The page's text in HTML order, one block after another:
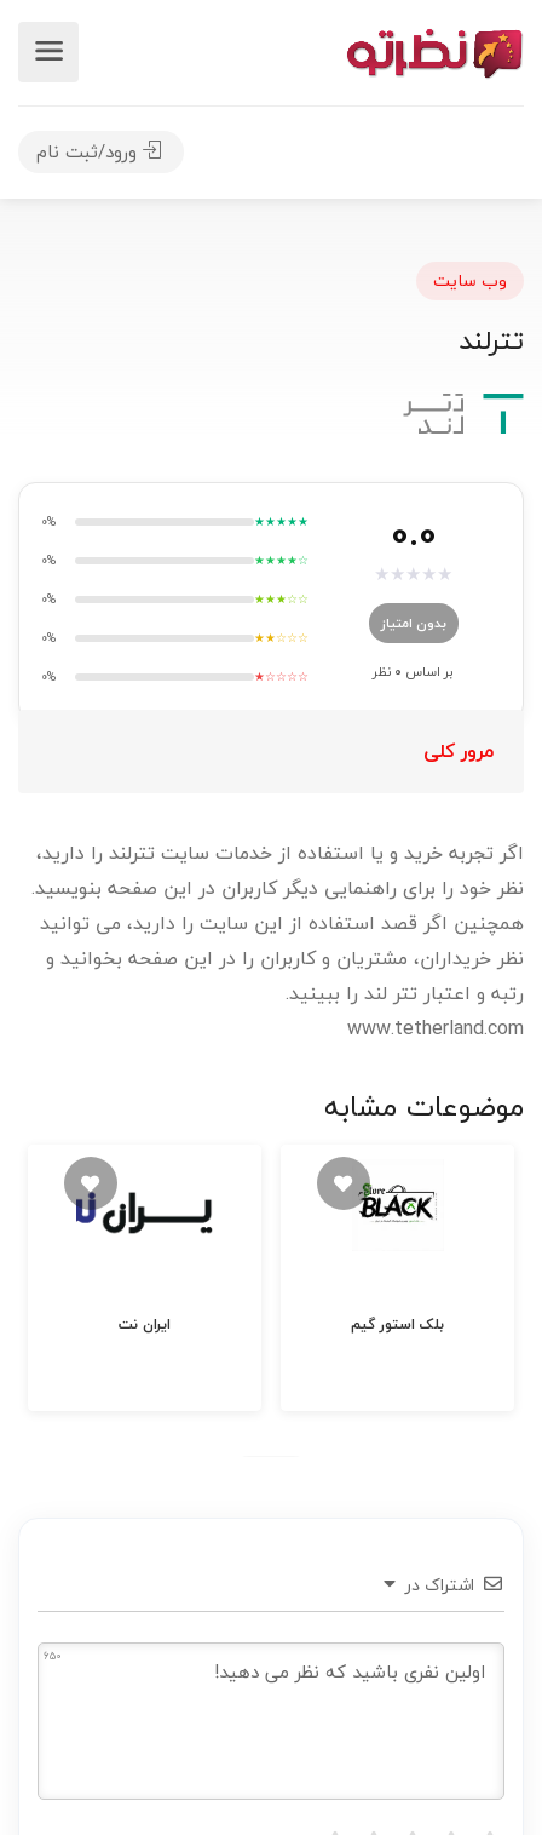
ورود/ثبت نام
وب سایت
تترلند
0.0
★
★
★
★
★
بدون امتیاز
بر اساس 0 نظر
★★★★★
0%
★★★★☆
0%
★★★☆☆
0%
★★☆☆☆
0%
★☆☆☆☆
0%
مرور کلی
اگر تجربه خرید و یا استفاده از خدمات سایت تترلند را دارید،
نظر خود را برای راهنمایی دیگر کاربران در این صفحه بنویسید.
همچنین اگر قصد استفاده از این سایت را دارید، می توانید
نظر خریداران، مشتریان و کاربران را در این صفحه بخوانید و
رتبه و اعتبار تتر لند را ببینید.
www.tetherland.com
موضوعات مشابه
ایران نت بلک استور گیم
اشتراک در
650